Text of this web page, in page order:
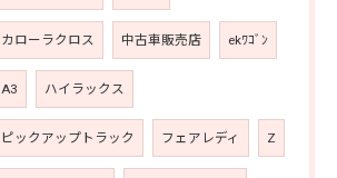
カローラクロス 中古車販売店 ekﾜｺﾞﾝ
A3 ハイラックス
ピックアップトラック フェアレディ Z